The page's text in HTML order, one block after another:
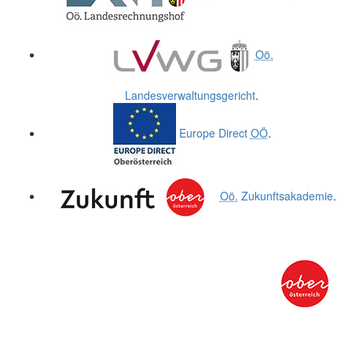
Oö.
Landesverwaltungsgericht.
Europe Direct OÖ.
Oö. Zukunftsakademie.